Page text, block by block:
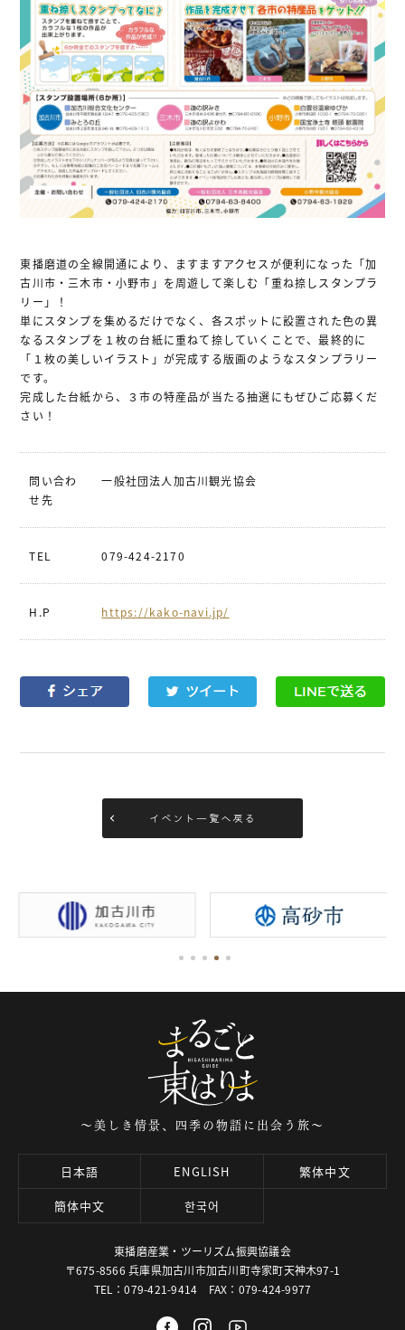
東播磨道の全線開通により、ますますアクセスが便利になった「加
古川市・三木市・小野市」を周遊して楽しむ「重ね捺しスタンプラ
リー」！
単にスタンプを集めるだけでなく、各スポットに設置された色の異
なるスタンプを１枚の台紙に重ねて捺していくことで、最終的に
「１枚の美しいイラスト」が完成する版画のようなスタンプラリー
です。
完成した台紙から、３市の特産品が当たる抽選にもぜひご応募くだ
さい！
問い合わ
せ先
一般社団法人加古川観光協会
TEL 079-424-2170
H.P https://kako-navi.jp/
イベント一覧へ戻る
～美しき情景、四季の物語に出会う旅～
日本語 ENGLISH
繁体中文
簡体中文
한국어
東播磨産業・ツーリズム振興協議会
〒675-8566 兵庫県加古川市加古川町寺家町天神木97-1
TEL：079-421-9414 FAX：079-424-9977